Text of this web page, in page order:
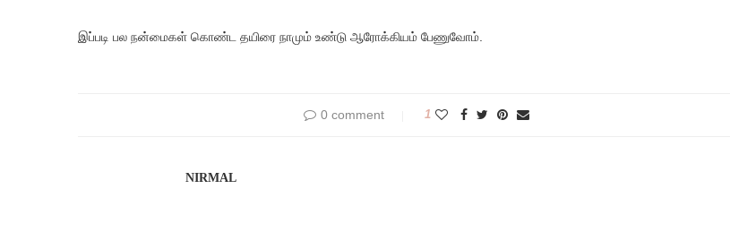
இப்படி பல நன்மைகள் கொண்ட தயிரை நாமும் உண்டு ஆரோக்கியம் பேணுவோம்.
0 comment 1
NIRMAL